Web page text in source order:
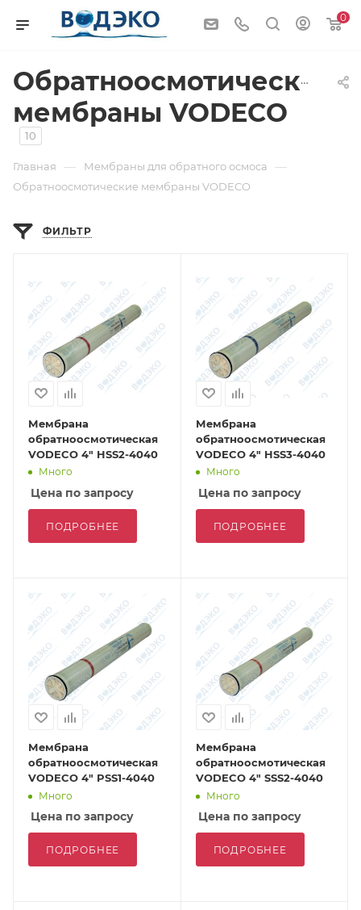
0
Обратноосмотические
мембраны VODECO
10
Главная — Мембраны для обратного осмоса —
Обратноосмотические мембраны VODECO
ФИЛЬТР
Мембрана
обратноосмотическая
VODECO 4" HSS2-4040
Много
Цена по запросу
ПОДРОБНЕЕ
Мембрана
обратноосмотическая
VODECO 4" HSS3-4040
Много
Цена по запросу
ПОДРОБНЕЕ
Мембрана
обратноосмотическая
VODECO 4" PSS1-4040
Много
Цена по запросу
ПОДРОБНЕЕ
Мембрана
обратноосмотическая
VODECO 4" SSS2-4040
Много
Цена по запросу
ПОДРОБНЕЕ